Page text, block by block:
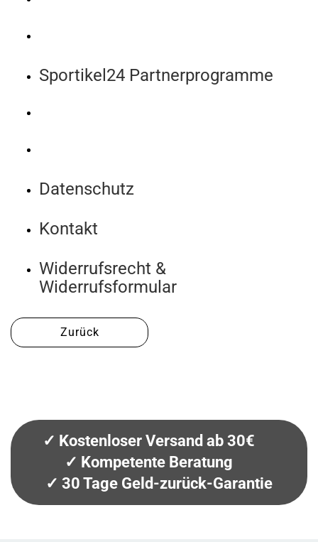
Sportikel24 Partnerprogramme
Datenschutz
Kontakt
Widerrufsrecht &
Widerrufsformular
Zurück
✓ Kostenloser Versand ab 30€
✓ Kompetente Beratung
✓ 30 Tage Geld-zurück-Garantie